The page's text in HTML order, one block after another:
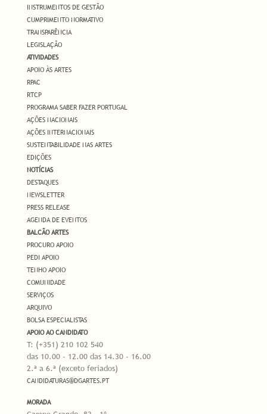
INSTRUMENTOS DE GESTÃO
CUMPRIMENTO NORMATIVO
TRANSPARÊNCIA
LEGISLAÇÃO
ATIVIDADES
APOIO ÀS ARTES
RPAC
RTCP
PROGRAMA SABER FAZER PORTUGAL
AÇÕES NACIONAIS
AÇÕES INTERNACIONAIS
SUSTENTABILIDADE NAS ARTES
EDIÇÕES
NOTÍCIAS
DESTAQUES
NEWSLETTER
PRESS RELEASE
AGENDA DE EVENTOS
BALCÃO ARTES
PROCURO APOIO
PEDI APOIO
TENHO APOIO
COMUNIDADE
SERVIÇOS
ARQUIVO
BOLSA ESPECIALISTAS
APOIO AO CANDIDATO
T: (+351) 210 102 540
das 10.00 - 12.00 das 14.30 - 16.00
2.ª a 6.ª (exceto feriados)
CANDIDATURAS@DGARTES.PT
MORADA